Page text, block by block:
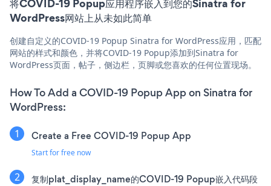
将COVID-19 Popup应用程序嵌入到您的Sinatra for
WordPress网站上从未如此简单
创建自定义的COVID-19 Popup Sinatra for WordPress应用，匹配
网站的样式和颜色，并将COVID-19 Popup添加到Sinatra for
WordPress页面，帖子，侧边栏，页脚或您喜欢的任何位置现场。
How To Add a COVID-19 Popup App on Sinatra for
WordPress:
Create a Free COVID-19 Popup App
Start for free now
复制plat_display_name的COVID-19 Popup嵌入代码段